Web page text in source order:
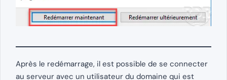
Après le redémarrage, il est possible de se connecter
au serveur avec un utilisateur du domaine qui est